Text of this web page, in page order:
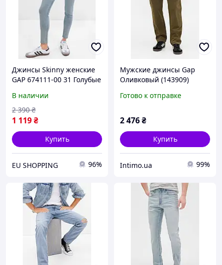
Джинсы Skinny женские
GAP 674111-00 31 Голубые
В наличии
1 119₴
2 390 ₴
Купить
EU SHOPPING 96%
Мужские джинсы Gap
Оливковый (143909)
Готово к отправке
2 476₴
Купить
Intimo.ua 99%